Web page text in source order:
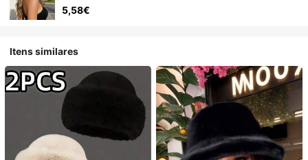
5,58€
Itens similares